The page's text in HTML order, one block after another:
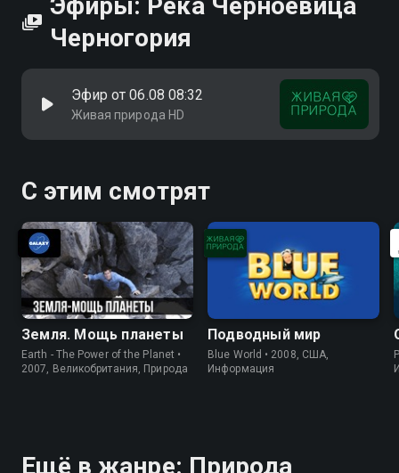
Черногория
Эфир от 06.08 08:32
Живая природа HD
С этим смотрят
Земля. Мощь планеты
Earth - The Power of the Planet •
2007, Великобритания, Природа
Подводный мир
Blue World • 2008, США,
Информация
Ещё в жанре: Природа